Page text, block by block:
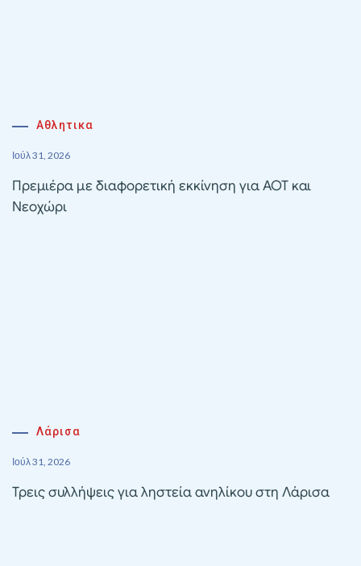
Αθλητικα
Ιούλ 31, 2026
Πρεμιέρα με διαφορετική εκκίνηση για ΑΟΤ και
Νεοχώρι
Λάρισα
Ιούλ 31, 2026
Τρεις συλλήψεις για ληστεία ανηλίκου στη Λάρισα